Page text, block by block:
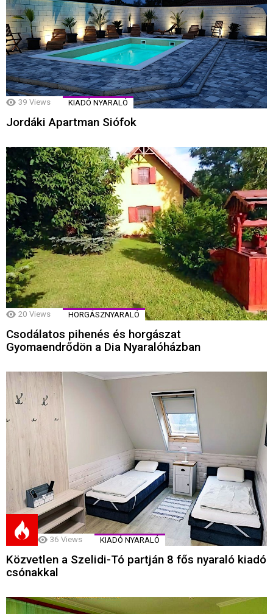
39 Views KIADÓ NYARALÓ
Jordáki Apartman Siófok
20 Views HORGÁSZNYARALÓ
Csodálatos pihenés és horgászat
Gyomaendrődön a Dia Nyaralóházban
36 Views KIADÓ NYARALÓ
Közvetlen a Szelidi-Tó partján 8 fős nyaraló kiadó
csónakkal